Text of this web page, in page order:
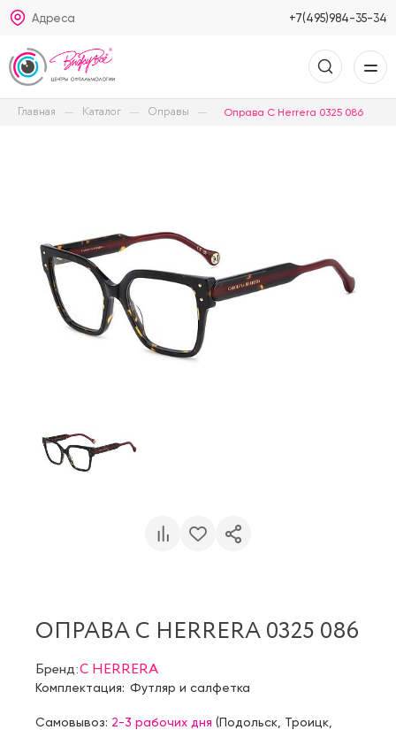
Адреса +7(495)984-35-34
Главная Каталог Оправы Оправа C Herrera 0325 086
ОПРАВА C HERRERA 0325 086
Бренд:C HERRERA
Комплектация: Футляр и салфетка
Самовывоз: 2-3 рабочих дня (Подольск Троицк